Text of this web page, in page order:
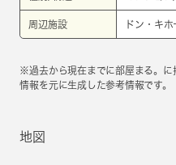
周辺施設 ドン・キ
※過去から現在までに部屋まる。に
情報を元に生成した参考情報です。
地図